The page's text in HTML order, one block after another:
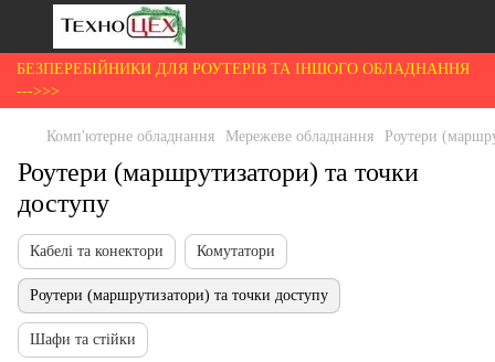
БЕЗПЕРЕБІЙНИКИ ДЛЯ РОУТЕРІВ ТА ІНШОГО ОБЛАДНАННЯ
--->>>
Комп'ютерне обладнання Мережеве обладнання Роутери
Роутери (маршрутизатори) та точки
доступу
Кабелі та конектори Комутатори
Роутери (маршрутизатори) та точки доступу
Шафи та стійки